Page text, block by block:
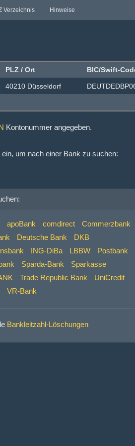
Verzeichnis Hinweise
PLZ / Ort BIC/Swift-
40210 Düsseldorf
Kontonummer angegeben.
um nach einer Bank zu suchen:
apoBank comdirect
Commerzbank
Deutsche Bank
DKB
ING-DiBa LBBW
Postbank
Sparda-Bank
Sparkasse
Trade Republic Bank
UniCredit
VR-Bank
Bankleitzahl-Löschungen